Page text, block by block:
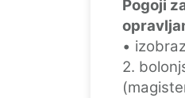
Pogoji
•
2.